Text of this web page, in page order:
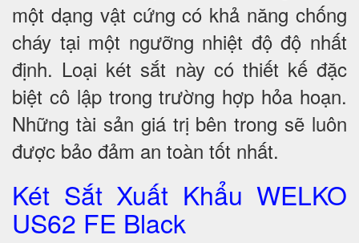
một dạng vật cứng có khả năng chống
cháy tại một ngưỡng nhiệt độ độ nhất
định. Loại két sắt này có thiết kế đặc
biệt cô lập trong trường hợp hỏa hoạn.
Những tài sản giá trị bên trong sẽ luôn
được bảo đảm an toàn tốt nhất.
Két Sắt Xuất Khẩu WELKO
US62 FE Black